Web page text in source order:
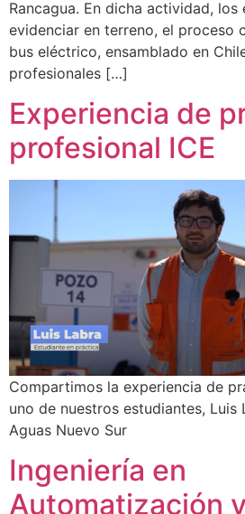
Rancagua. En dicha actividad,
evidenciar en terreno, el proceso
bus eléctrico, ensamblado en
profesionales […]
Experiencia de
profesional ICE
Compartimos la experiencia de
uno de nuestros estudiantes, Luis
Aguas Nuevo Sur
Ingeniería en
Automatización